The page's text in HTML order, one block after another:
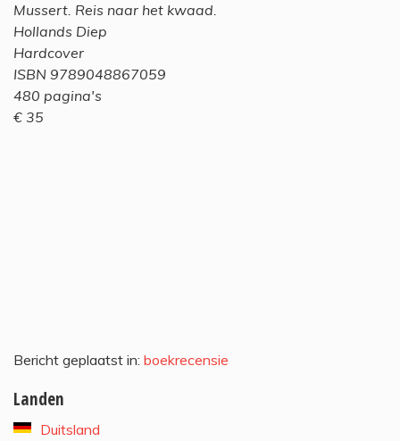
Mussert. Reis naar het kwaad.
Hollands Diep
Hardcover
ISBN 9789048867059
480 pagina's
€ 35
Bericht geplaatst in: boekrecensie
Landen
Duitsland